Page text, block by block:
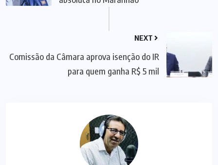
NEXT
Comissão da Câmara aprova isenção do IR
para quem ganha R$ 5 mil